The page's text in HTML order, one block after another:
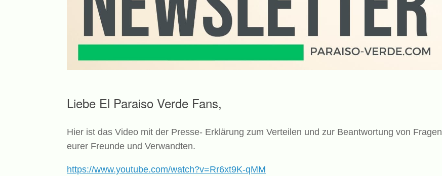
Liebe El Paraiso Verde Fans,
Hier ist das Video mit der Presse- Erklärung zum Verteilen und zur Beantwortung von Fragen
eurer Freunde und Verwandten.
https://www.youtube.com/watch?v=Rr6xt9K-qMM